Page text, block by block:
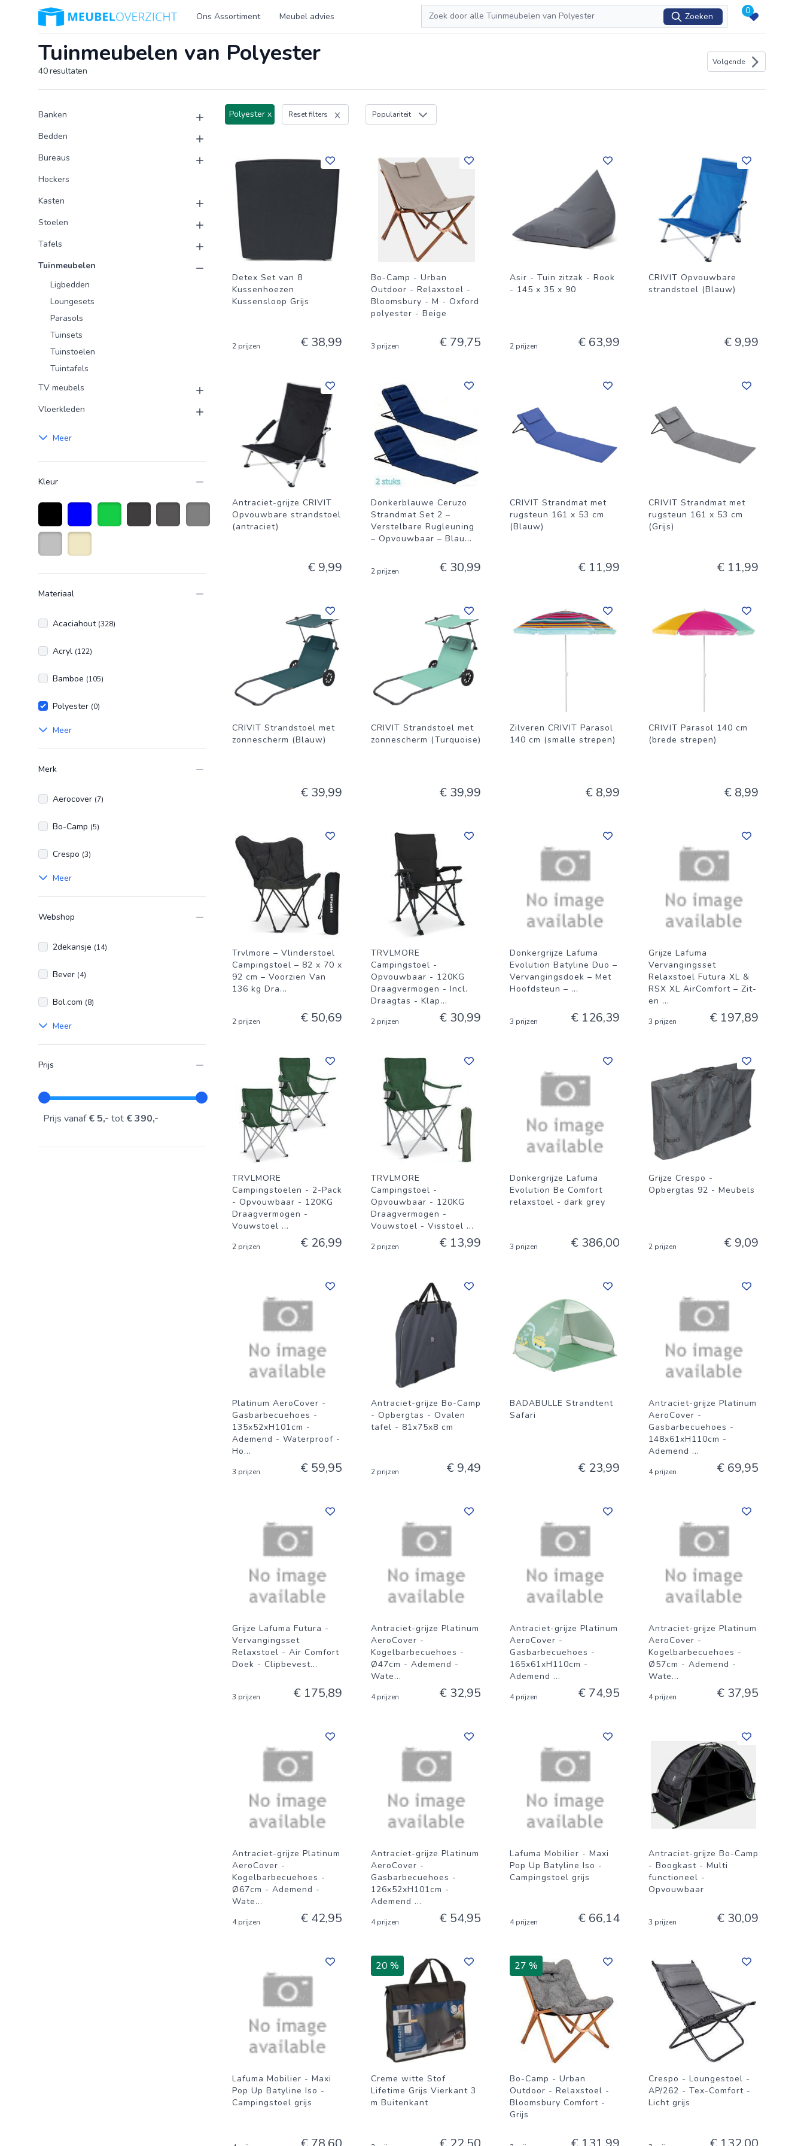
Logo Meubeloverzicht.nl Ons Assortiment Meubel advies
Zoeken
Zoeken
0
Tuinmeubelen van Polyester
40resultaten
Volgende
Producten
Product categorieën
Banken
Bedden
Bureaus
Hockers
Kasten
Stoelen
Tafels
Tuinmeubelen
Ligbedden
Loungesets
Parasols
Tuinsets
Tuinstoelen
Tuintafels
TV meubels
Vloerkleden
Meer
Kleur
Zwart Blauw
Materiaal
Acaciahout (328)
Acryl (122)
Bamboe (105)
Polyester (0)
Meer
Merk
Aerocover (7)
Bo-Camp (5)
Crespo (3)
Meer
Webshop
2dekansje (14)
Bever (4)
Bol.com (8)
Meer
Prijs
Prijs vanaf€ 5,- tot € 390,-
Polyester x Reset filters Populariteit
Detex Set van 8
Kussenhoezen
Kussensloop Grijs
2 prijzen € 38,99
Bo-Camp - Urban
Outdoor - Relaxstoel -
Bloomsbury - M - Oxford
polyester - Beige
3 prijzen € 79,75
Asir - Tuin zitzak - Rook
- 145 x 35 x 90
2 prijzen € 63,99
CRIVIT Opvouwbare
strandstoel (Blauw)
€ 9,99
Antraciet-grijze CRIVIT
Opvouwbare strandstoel
(antraciet)
€ 9,99
Donkerblauwe Ceruzo
Strandmat Set 2 –
Verstelbare Rugleuning
– Opvouwbaar – Blau...
2 prijzen € 30,99
CRIVIT Strandmat met
rugsteun 161 x 53 cm
(Blauw)
€ 11,99
CRIVIT Strandmat met
rugsteun 161 x 53 cm
(Grijs)
€ 11,99
CRIVIT Strandstoel met
zonnescherm (Blauw)
€ 39,99
CRIVIT Strandstoel met
zonnescherm (Turquoise)
€ 39,99
Zilveren CRIVIT Parasol
140 cm (smalle strepen)
€ 8,99
CRIVIT Parasol 140 cm
(brede strepen)
€ 8,99
Trvlmore – Vlinderstoel
Campingstoel – 82 x 70 x
92 cm – Voorzien Van
136 kg Dra...
2 prijzen € 50,69
TRVLMORE
Campingstoel -
Opvouwbaar - 120KG
Draagvermogen - Incl.
Draagtas - Klap...
2 prijzen € 30,99
Donkergrijze Lafuma
Evolution Batyline Duo –
Vervangingsdoek – Met
Hoofdsteun – ...
3 prijzen € 126,39
Grijze Lafuma
Vervangingsset
Relaxstoel Futura XL &
RSX XL AirComfort – Zit-
en ...
3 prijzen € 197,89
TRVLMORE
Campingstoelen - 2-Pack
- Opvouwbaar - 120KG
Draagvermogen -
Vouwstoel ...
2 prijzen € 26,99
TRVLMORE
Campingstoel -
Opvouwbaar - 120KG
Draagvermogen -
Vouwstoel - Visstoel ...
2 prijzen € 13,99
Donkergrijze Lafuma
Evolution Be Comfort
relaxstoel - dark grey
3 prijzen € 386,00
Grijze Crespo -
Opbergtas 92 - Meubels
2 prijzen € 9,09
Platinum AeroCover -
Gasbarbecuehoes -
135x52xH101cm -
Ademend - Waterproof -
Ho...
3 prijzen € 59,95
Antraciet-grijze Bo-Camp
- Opbergtas - Ovalen
tafel - 81x75x8 cm
2 prijzen € 9,49
BADABULLE Strandtent
Safari
€ 23,99
Antraciet-grijze Platinum
AeroCover -
Gasbarbecuehoes -
148x61xH110cm -
Ademend ...
4 prijzen € 69,95
Grijze Lafuma Futura -
Vervangingsset
Relaxstoel - Air Comfort
Doek - Clipbevest...
3 prijzen € 175,89
Antraciet-grijze Platinum
AeroCover -
Kogelbarbecuehoes -
Ø47cm - Ademend -
Wate...
4 prijzen € 32,95
Antraciet-grijze Platinum
AeroCover -
Gasbarbecuehoes -
165x61xH110cm -
Ademend ...
4 prijzen € 74,95
Antraciet-grijze Platinum
AeroCover -
Kogelbarbecuehoes -
Ø57cm - Ademend -
Wate...
4 prijzen € 37,95
Antraciet-grijze Platinum
AeroCover -
Kogelbarbecuehoes -
Ø67cm - Ademend -
Wate...
4 prijzen € 42,95
Antraciet-grijze Platinum
AeroCover -
Gasbarbecuehoes -
126x52xH101cm -
Ademend ...
4 prijzen € 54,95
Lafuma Mobilier - Maxi
Pop Up Batyline Iso -
Campingstoel grijs
4 prijzen € 66,14
Antraciet-grijze Bo-Camp
- Boogkast - Multi
functioneel -
Opvouwbaar
3 prijzen € 30,09
Lafuma Mobilier - Maxi
Pop Up Batyline Iso -
Campingstoel grijs
20 %
Creme witte Stof
Lifetime Grijs Vierkant 3
m Buitenkant
27 %
Bo-Camp - Urban
Outdoor - Relaxstoel -
Bloomsbury Comfort -
Grijs
Crespo - Loungestoel -
AP/262 - Tex-Comfort -
Licht grijs